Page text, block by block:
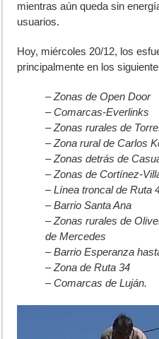
mientras aún queda sin
usuarios.
Hoy, miércoles 20/12, los
principalmente en los
– Zonas de Open Door
– Comarcas-Everlinks
– Zonas rurales de
– Zona rural de Carlos
– Zonas detrás de
– Zonas de Cortínez-
– Línea troncal de Ruta
– Barrio Santa Ana
– Zonas rurales de
de Mercedes
– Barrio Esperanza
– Zona de Ruta 34
– Comarcas de Luján.